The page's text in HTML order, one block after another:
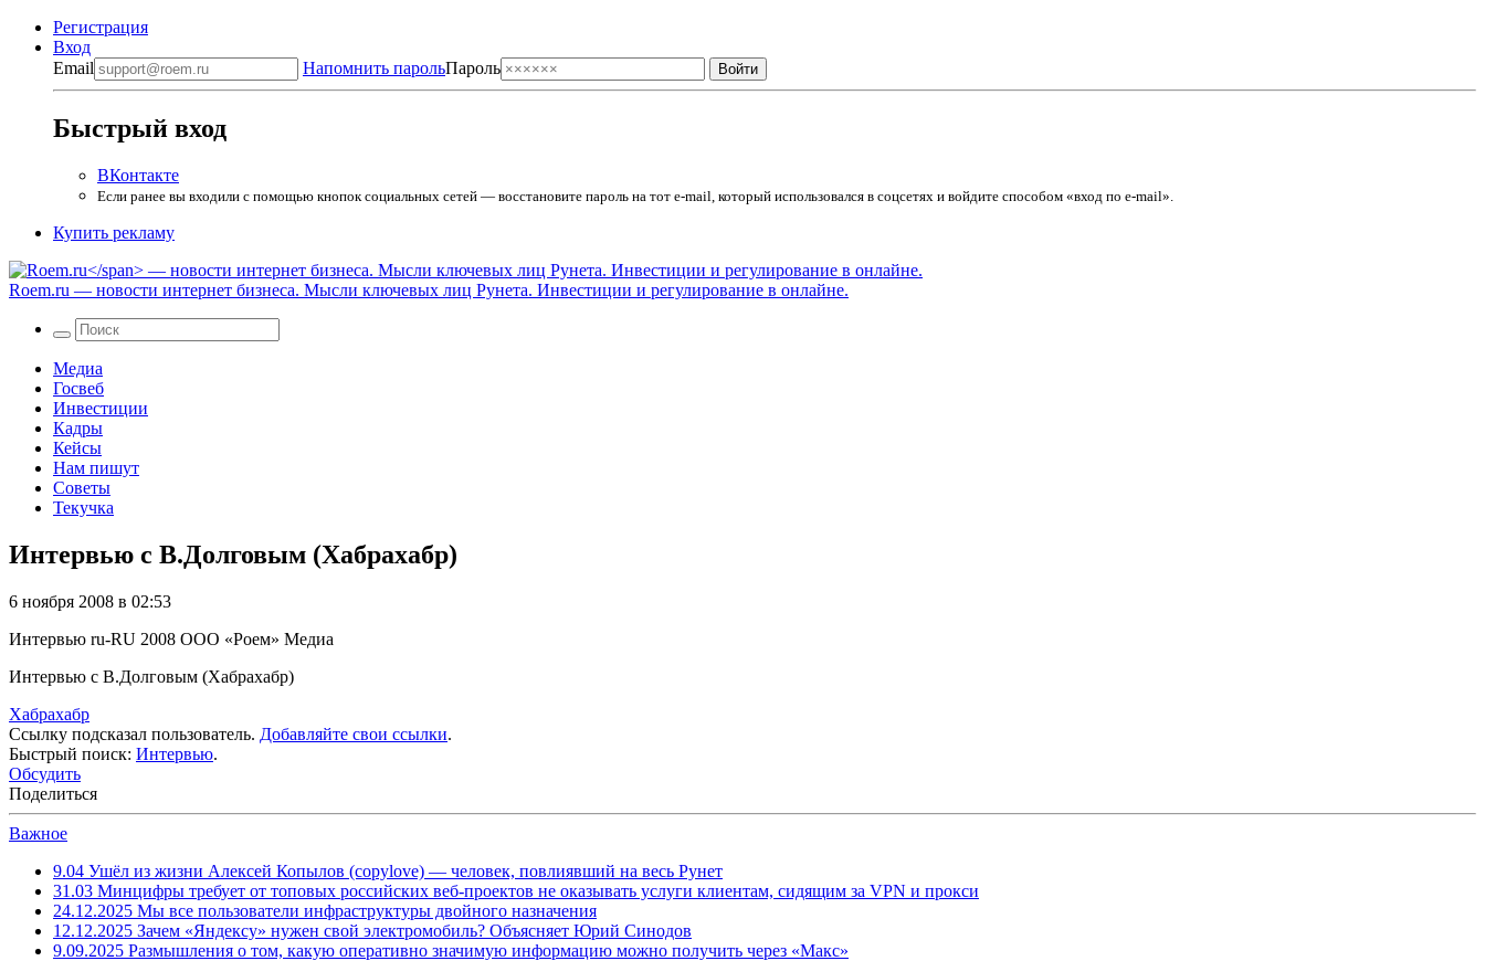
Регистрация
Вход
Email
Напомнить парольПароль
Быстрый вход
ВКонтакте
Если ранее вы входили с помощью кнопок социальных сетей — восстановите пароль на тот e-mail, который использовался в соцсетях и войдите способом «вход по e-mail».
Купить рекламу
Roem.ru — новости интернет бизнеса. Мысли ключевых лиц Рунета. Инвестиции и регулирование в онлайне.
Медиа
Госвеб
Инвестиции
Кадры
Кейсы
Нам пишут
Советы
Текучка
Интервью с В.Долговым (Хабрахабр)
6 ноября 2008 в 02:53
Интервью ru-RU 2008 ООО «Роем» Медиа
Интервью с В.Долговым (Хабрахабр)
Хабрахабр
Ссылку подсказал пользователь. Добавляйте свои ссылки.
Быстрый поиск: Интервью.
Обсудить
Поделиться
Важное
9.04 Ушёл из жизни Алексей Копылов (copylove) — человек, повлиявший на весь Рунет
31.03 Минцифры требует от топовых российских веб-проектов не оказывать услуги клиентам, сидящим за VPN и прокси
24.12.2025 Мы все пользователи инфраструктуры двойного назначения
12.12.2025 Зачем «Яндексу» нужен свой электромобиль? Объясняет Юрий Синодов
9.09.2025 Размышления о том, какую оперативно значимую информацию можно получить через «Макс»